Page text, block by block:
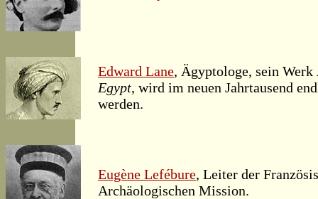
Edward Lane, Ägyptologe, sein Werk
Egypt, wird im neuen Jahrtausend
werden.
Eugène Lefébure, Leiter der
Archäologischen Mission.